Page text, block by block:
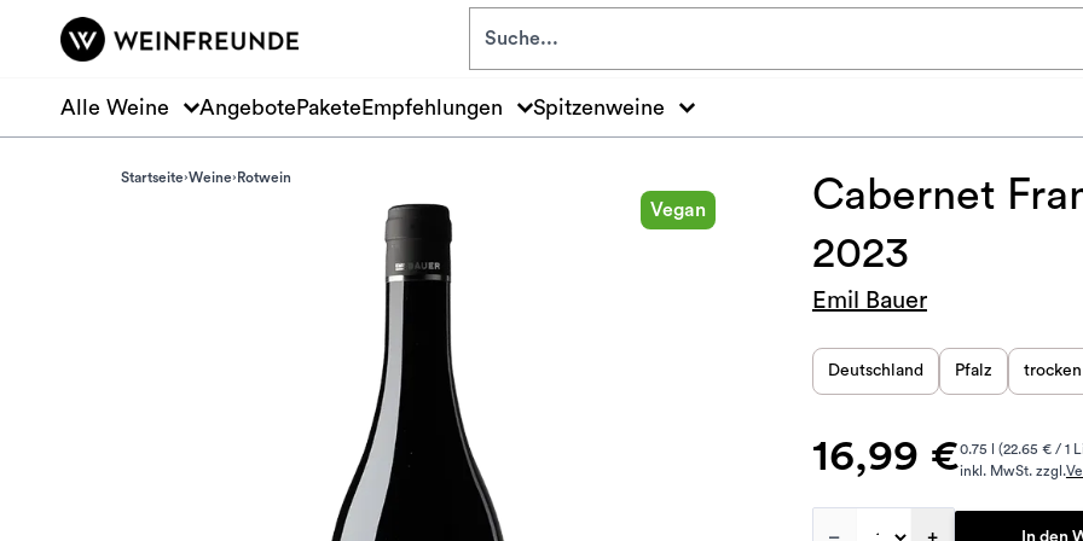
Zum Hauptinhalt springen
Alle Weine Angebote Pakete Empfehlungen Spitzenweine
Startseite Weine Rotwein
Vegan
Cabernet
2023
Emil Bauer
Deutschland Pfalz trocken
16,99 €0.75 l (22.65 € / 1
inkl. MwSt. zzgl.
In den